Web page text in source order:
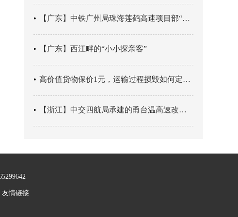
【广东】中铁广州局珠海莲鹤高速项目部“靶向施训”筑牢应急处置防线
【广东】西江畔的“小小探亲客”
高价值货物保价1元，运输过程损毁如何定责？
【浙江】中交四航局承建的甬台温高速改扩建工程台州南段TJ06标段恢复双向通行
友情链接